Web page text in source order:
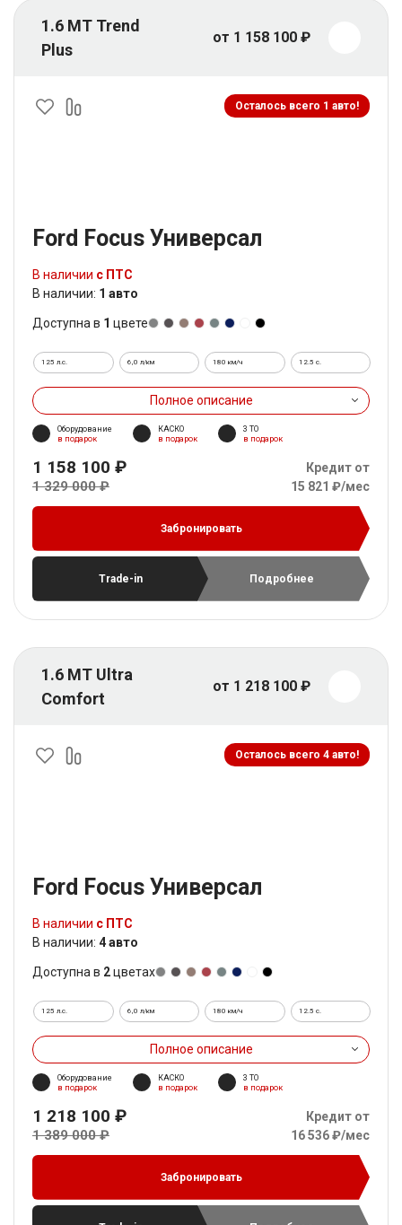
1.6 MT Trend
Plus
от 1 158 100 ₽
Осталось всего 1 авто!
Ford Focus Универсал
В наличии с ПТС
В наличии: 1 авто
Доступна в 1 цвете
125 л.с. 6,0 л/км 180 км/ч 12.5 c.
Полное описание
Оборудование
в подарок
КАСКО
в подарок
3 ТО
в подарок
1 158 100 ₽
1 329 000 ₽
Кредит от
15 821 ₽/мес
Забронировать
Trade-in Подробнее
1.6 MT Ultra
Comfort
от 1 218 100 ₽
Осталось всего 4 авто!
Ford Focus Универсал
В наличии с ПТС
В наличии: 4 авто
Доступна в 2цветах
125 л.с. 6,0 л/км 180 км/ч 12.5 c.
Полное описание
Оборудование
в подарок
КАСКО
в подарок
3 ТО
в подарок
1 218 100 ₽
1 389 000 ₽
Кредит от
16 536 ₽/мес
Забронировать